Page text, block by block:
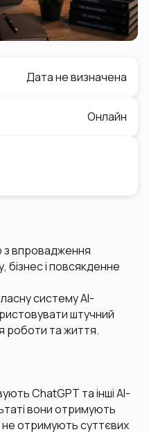
Дата не визначена
Онлайн
з впровадження
бізнес і повсякденне
систему AI-
штучний
роботи та життя.
ChatGPT та інші AI-
вони отримують
не отримують суттєвих